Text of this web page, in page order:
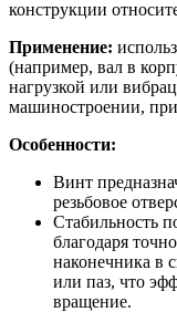
конструкции
Применение:
(например, вал в
нагрузкой или
машиностроении,
Особенности:
Винт
резьбовое
Стабильность
благодаря
наконечника в
или паз, что
вращение.